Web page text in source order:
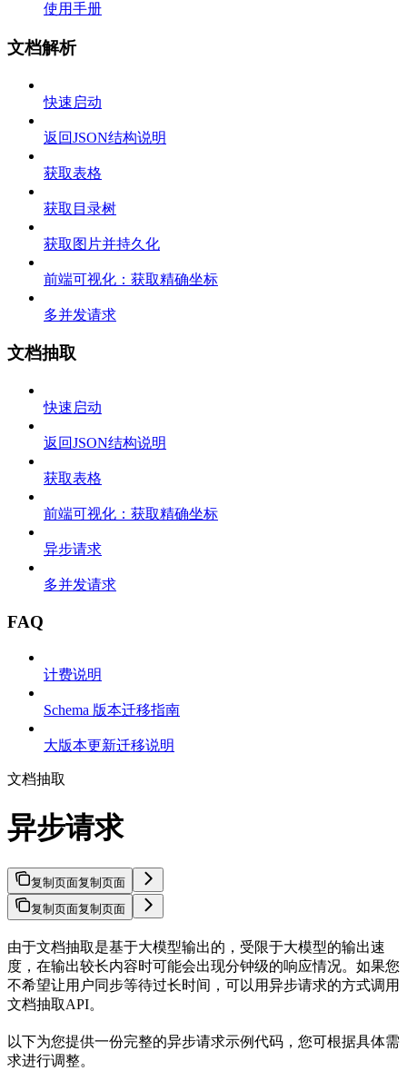
使用手册
文档解析
快速启动
返回JSON结构说明
获取表格
获取目录树
获取图片并持久化
前端可视化：获取精确坐标
多并发请求
文档抽取
快速启动
返回JSON结构说明
获取表格
前端可视化：获取精确坐标
异步请求
多并发请求
FAQ
计费说明
Schema 版本迁移指南
大版本更新迁移说明
文档抽取
异步请求
复制页面复制页面
复制页面复制页面
由于文档抽取是基于大模型输出的，受限于大模型的输出速
度，在输出较长内容时可能会出现分钟级的响应情况。如果您
不希望让用户同步等待过长时间，可以用异步请求的方式调用
文档抽取API。
以下为您提供一份完整的异步请求示例代码，您可根据具体需
求进行调整。